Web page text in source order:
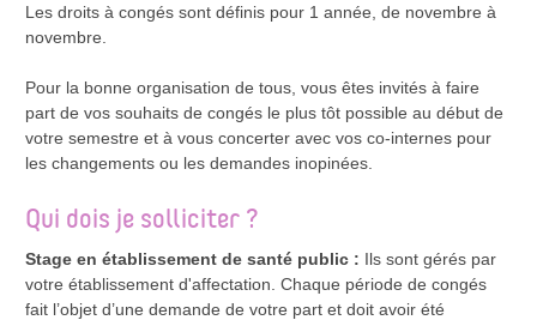
Les droits à congés sont définis pour 1 année, de novembre à
novembre.
Pour la bonne organisation de tous, vous êtes invités à faire
part de vos souhaits de congés le plus tôt possible au début de
votre semestre et à vous concerter avec vos co-internes pour
les changements ou les demandes inopinées.
Qui dois je solliciter ?
Stage en établissement de santé public : Ils sont gérés par
votre établissement d'affectation. Chaque période de congés
fait l’objet d’une demande de votre part et doit avoir été